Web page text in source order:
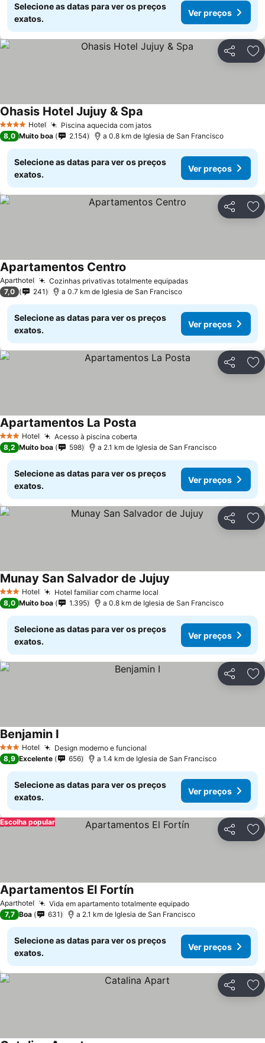
Selecione as datas para ver os preços
exatos.
Ver preços
Partilhar
4 EstrelasHotel Piscina aquecida com jatos
Ohasis Hotel Jujuy & Spa
8,0 Muito boa 2.154 a 0.8 km de Iglesia de San Francisco
Selecione as datas para ver os preços
exatos.
Ver preços
Partilhar
Aparthotel Cozinhas privativas totalmente equipadas
Apartamentos Centro
7,0 241 a 0.7 km de Iglesia de San Francisco
Selecione as datas para ver os preços
exatos.
Ver preços
Partilhar
3 EstrelasHotel Acesso à piscina coberta
Apartamentos La Posta
8,2 Muito boa 598 a 2.1 km de Iglesia de San Francisco
Selecione as datas para ver os preços
exatos.
Ver preços
Partilhar
3 EstrelasHotel Hotel familiar com charme local
Munay San Salvador de Jujuy
8,0 Muito boa 1.395 a 0.8 km de Iglesia de San Francisco
Selecione as datas para ver os preços
exatos.
Ver preços
Partilhar
3 EstrelasHotel Design moderno e funcional
Benjamin I
8,9 Excelente 656 a 1.4 km de Iglesia de San Francisco
Selecione as datas para ver os preços
exatos.
Ver preços
Partilhar
Escolha popular
Aparthotel Vida em apartamento totalmente equipado
Apartamentos El Fortín
7,7 Boa 631 a 2.1 km de Iglesia de San Francisco
Selecione as datas para ver os preços
exatos.
Ver preços
Partilhar